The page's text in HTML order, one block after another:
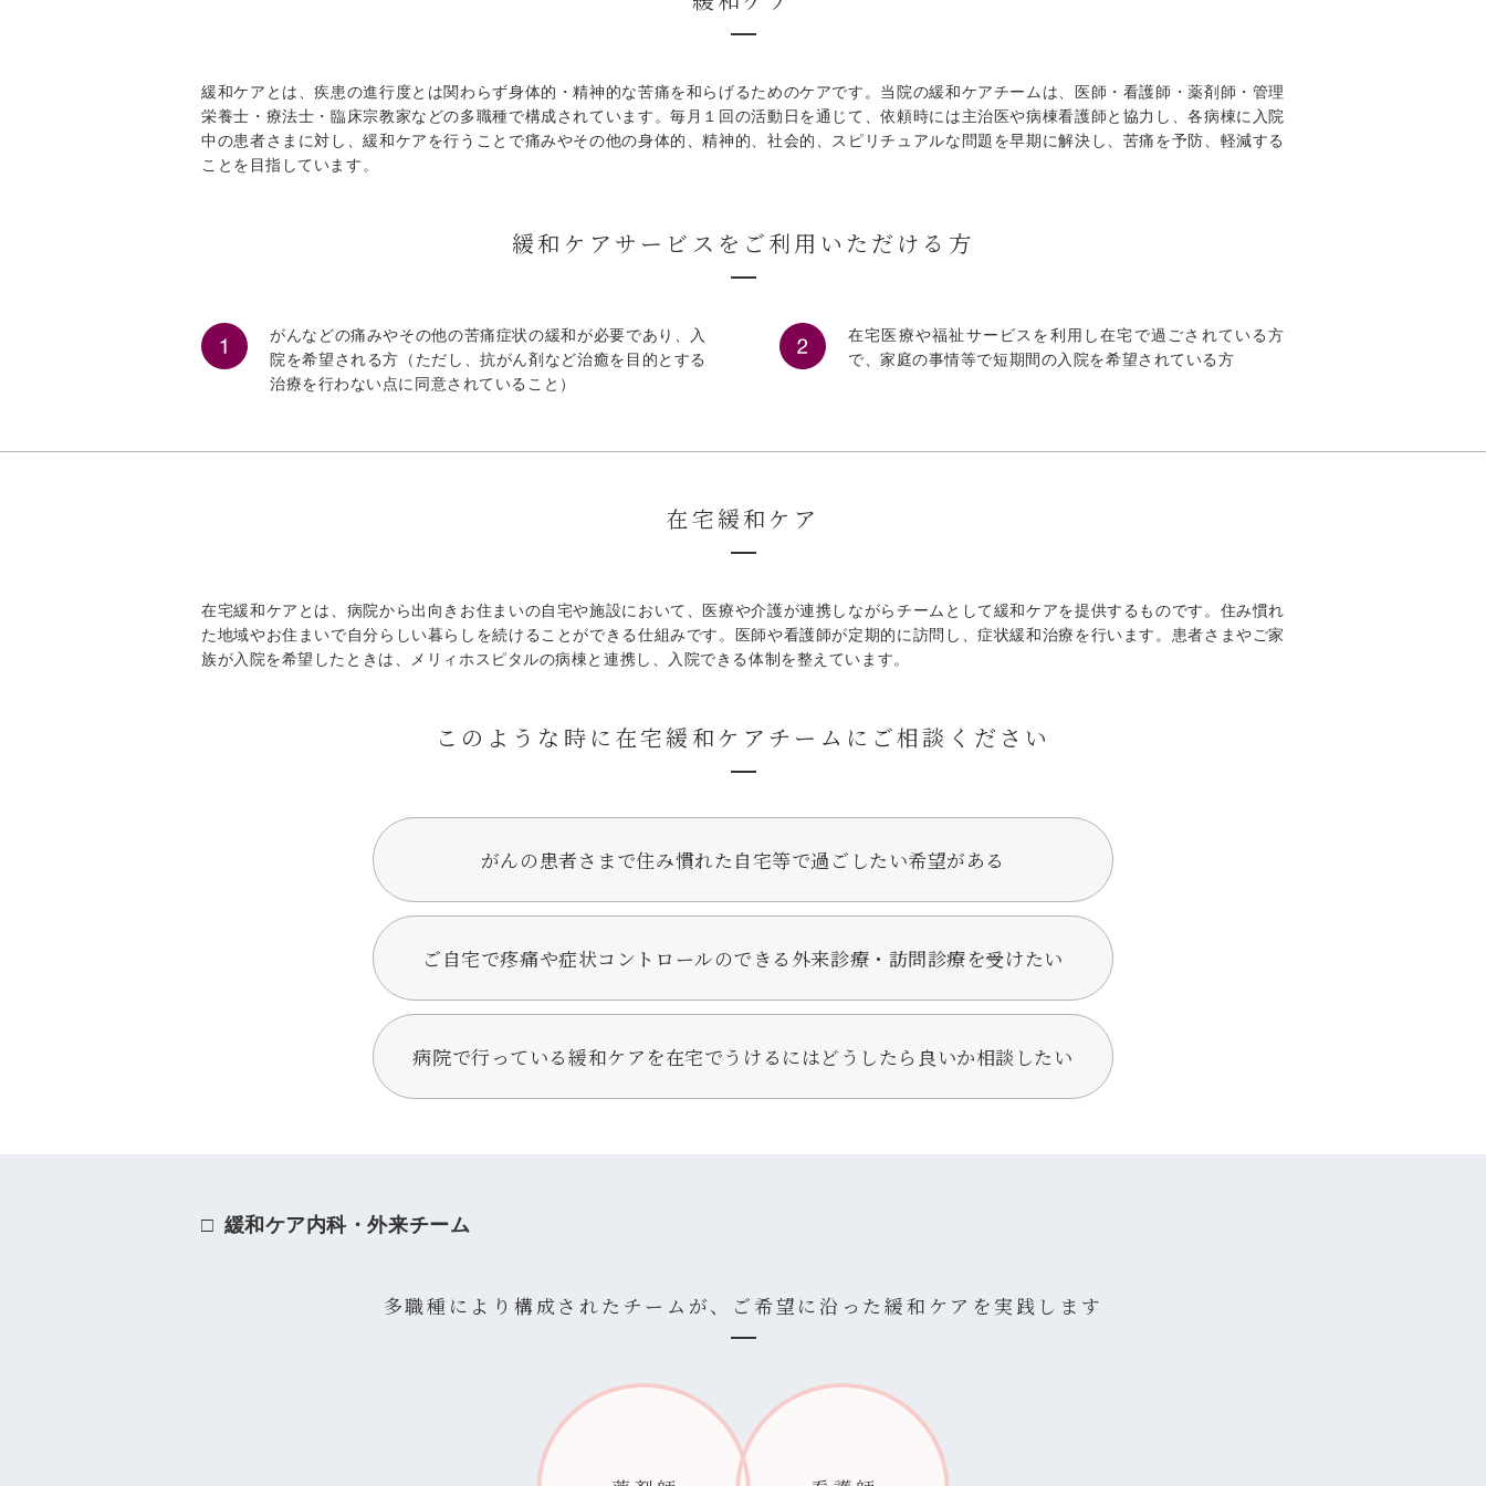
緩和ケアとは、疾患の進行度とは関わらず身体的・精神的な苦痛を和らげるためのケアです。当院の緩和ケアチームは、医師・看護師・薬剤師・管理
栄養士・療法士・臨床宗教家などの多職種で構成されています。毎月１回の活動日を通じて、依頼時には主治医や病棟看護師と協力し、各病棟に入院
中の患者さまに対し、緩和ケアを行うことで痛みやその他の身体的、精神的、社会的、スピリチュアルな問題を早期に解決し、苦痛を予防、軽減する
ことを目指しています。
緩和ケアサービスをご利用いただける方
がんなどの痛みやその他の苦痛症状の緩和が必要であり、入
院を希望される方（ただし、抗がん剤など治癒を目的とする
治療を行わない点に同意されていること）
在宅医療や福祉サービスを利用し在宅で過ごされている方
で、家庭の事情等で短期間の入院を希望されている方
在宅緩和ケア
在宅緩和ケアとは、病院から出向きお住まいの自宅や施設において、医療や介護が連携しながらチームとして緩和ケアを提供するものです。住み慣れ
た地域やお住まいで自分らしい暮らしを続けることができる仕組みです。医師や看護師が定期的に訪問し、症状緩和治療を行います。患者さまやご家
族が入院を希望したときは、メリィホスピタルの病棟と連携し、入院できる体制を整えています。
このような時に在宅緩和ケアチームにご相談ください
がんの患者さまで住み慣れた自宅等で過ごしたい希望がある
ご自宅で疼痛や症状コントロールのできる外来診療・訪問診療を受けたい
病院で行っている緩和ケアを在宅でうけるにはどうしたら良いか相談したい
緩和ケア内科・外来チーム
多職種により構成されたチームが、 ご希望に沿った緩和ケアを実践します